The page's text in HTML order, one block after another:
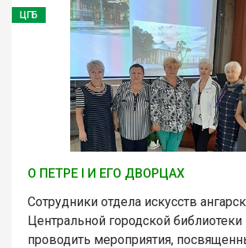
ЦГБ
О ПЕТРЕ I И ЕГО ДВОРЦАХ
Сотрудники отдела искусств
Центральной городской
проводить мероприятия,